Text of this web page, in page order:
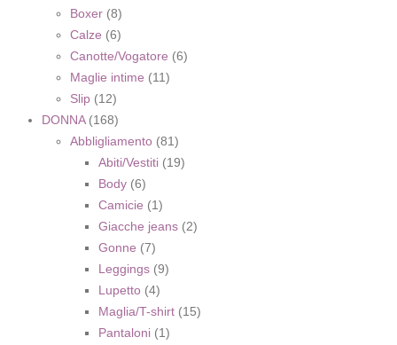
Boxer (8)
Calze (6)
Canotte/Vogatore (6)
Maglie intime (11)
Slip (12)
DONNA (168)
Abbligliamento (81)
Abiti/Vestiti (19)
Body (6)
Camicie (1)
Giacche jeans (2)
Gonne (7)
Leggings (9)
Lupetto (4)
Maglia/T-shirt (15)
Pantaloni (1)